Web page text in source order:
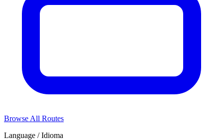
Browse All Routes
Language / Idioma